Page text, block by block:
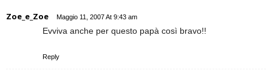
Zoe_e_Zoe Maggio 11, 2007 At 9:43 am
Evviva anche per questo papà così bravo!!
Reply